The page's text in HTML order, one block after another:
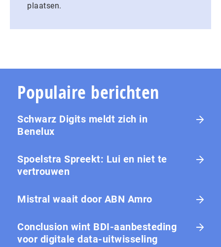
plaatsen.
Populaire berichten
Schwarz Digits meldt zich in
Benelux
Spoelstra Spreekt: Lui en niet te
vertrouwen
Mistral waait door ABN Amro
Conclusion wint BDI-aanbesteding
voor digitale data-uitwisseling